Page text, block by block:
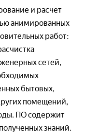
и расчет
анимированных
работ:
сетей,
бытовых,
помещений,
ПО содержит
знаний.
с
с
с